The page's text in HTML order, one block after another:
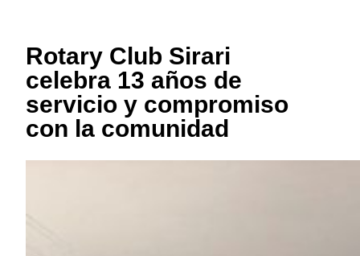
Rotary Club Sirari
celebra 13 años de
servicio y compromiso
con la comunidad